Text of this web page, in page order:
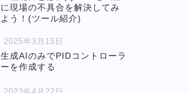
に現場の不具合を解決してみ
よう！(ツール紹介)
2025年3月15日
生成AIのみでPIDコントローラ
ーを作成する